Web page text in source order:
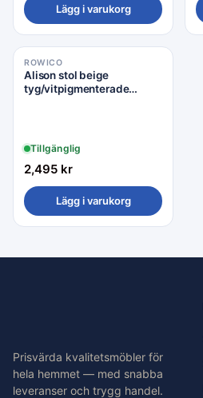
Lägg i varukorg
ROWICO
Alison stol beige
tyg/vitpigmenterade
Tillgänglig
2,495 kr
Lägg i varukorg
Prisvärda kvalitetsmöbler för
hela hemmet — med snabba
leveranser och trygg handel.